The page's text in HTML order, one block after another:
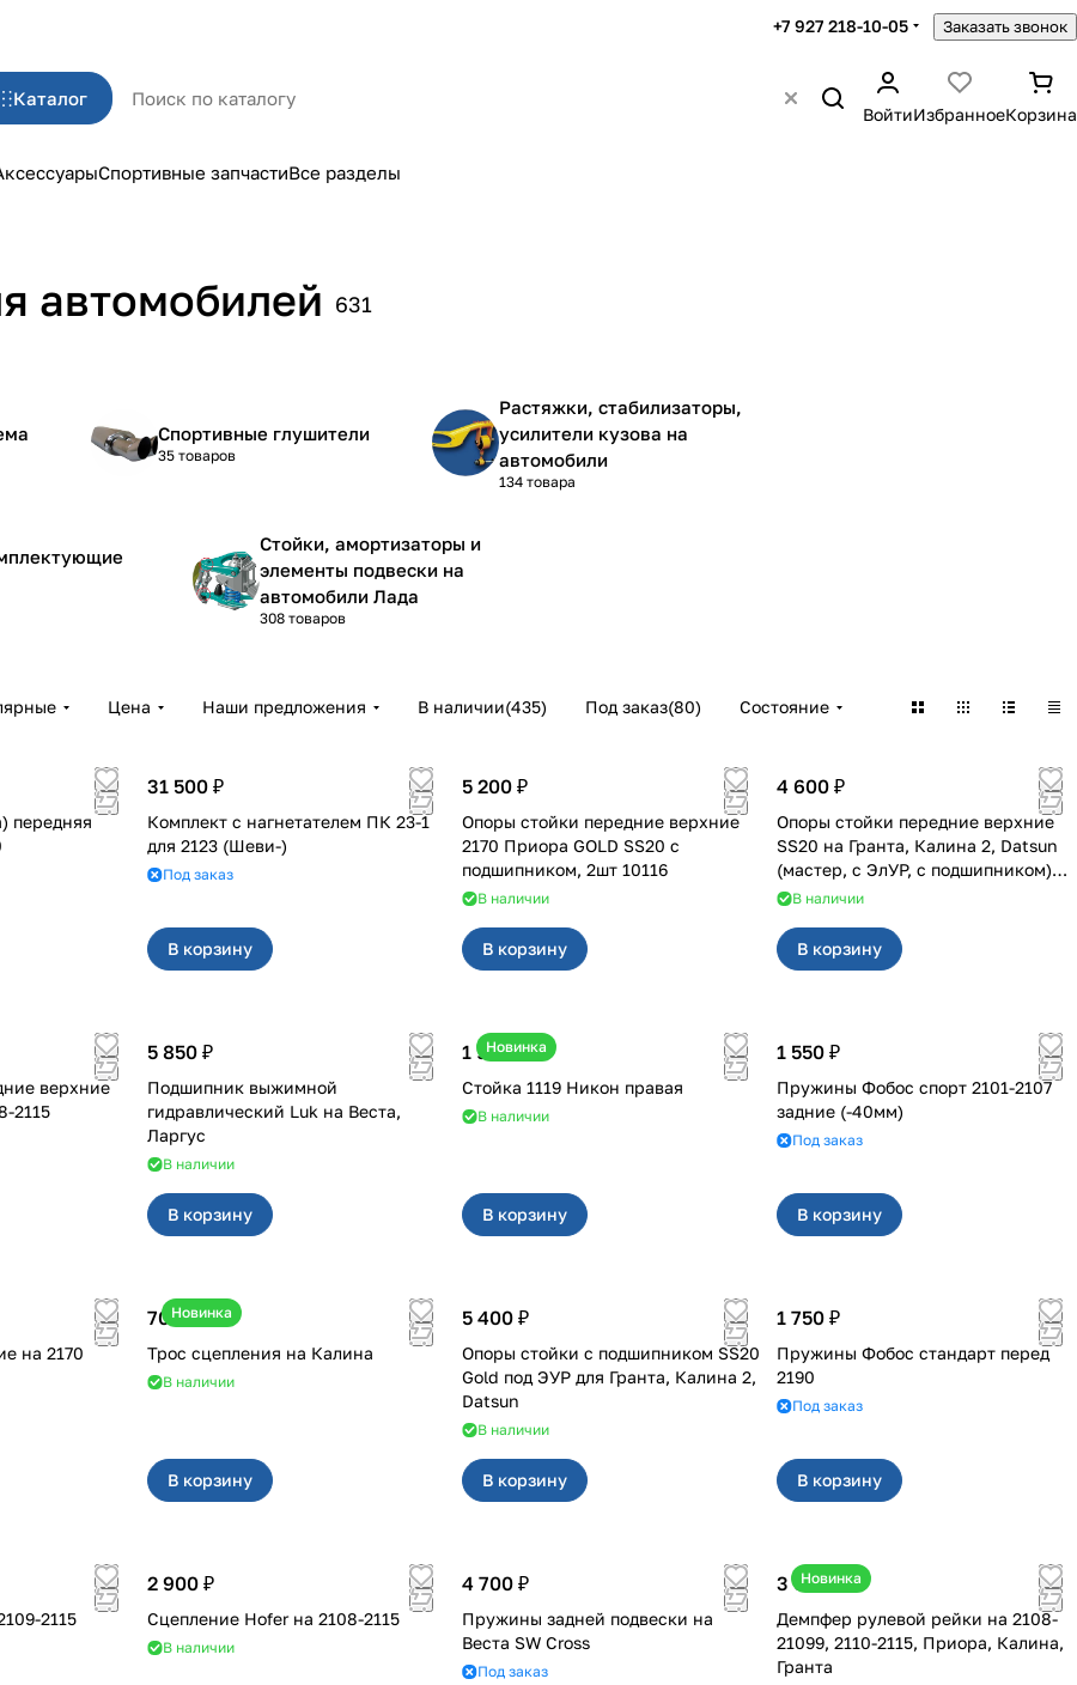
+7 927 218-10-05 Заказать звонок
Каталог
ВойтиИзбранноеКорзина
Спортивные запчастиВсе разделы
автомобилей 631
Спортивные глушители
35 товаров
Растяжки, стабилизаторы,
усилители кузова на
автомобили
134 товара
Стойки, амортизаторы и
элементы подвески на
автомобили Лада
308 товаров
Цена Наши предложения В наличии(435) Под заказ(80) Состояние
передняя
31 500 ₽
Комплект с нагнетателем ПК 23-1
для 2123 (Шеви-)
Под заказ
В корзину
5 200 ₽
Опоры стойки передние верхние
2170 Приора GOLD SS20 с
подшипником, 2шт 10116
В наличии
В корзину
4 600 ₽
Опоры стойки передние верхние
SS20 на Гранта, Калина 2, Datsun
(мастер, с ЭлУР, с подшипником)
2шт 10123
В наличии
В корзину
верхние
на 2108-2115
5 850 ₽
Подшипник выжимной
гидравлический Luk на Веста,
Ларгус
В наличии
В корзину
Новинка
1 950 ₽
Стойка 1119 Никон правая
В наличии
В корзину
1 550 ₽
Пружины Фобос спорт 2101-2107
задние (-40мм)
Под заказ
В корзину
2170
Новинка
700 ₽
Трос сцепления на Калина
В наличии
В корзину
5 400 ₽
Опоры стойки с подшипником SS20
Gold под ЭУР для Гранта, Калина 2,
Datsun
В наличии
В корзину
1 750 ₽
Пружины Фобос стандарт перед
2190
Под заказ
В корзину
сцепления на 2109-2115
2 900 ₽
Сцепление Hofer на 2108-2115
В наличии
4 700 ₽
Пружины задней подвески на
Веста SW Cross
Под заказ
Новинка
3 600 ₽
Демпфер рулевой рейки на 2108-
21099, 2110-2115, Приора, Калина,
Гранта